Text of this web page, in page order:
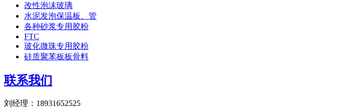
改性泡沫玻璃
水泥发泡保温板、管
各种砂浆专用胶粉
FTC
玻化微珠专用胶粉
硅质聚苯板板骨料
联系我们
刘经理：18931652525